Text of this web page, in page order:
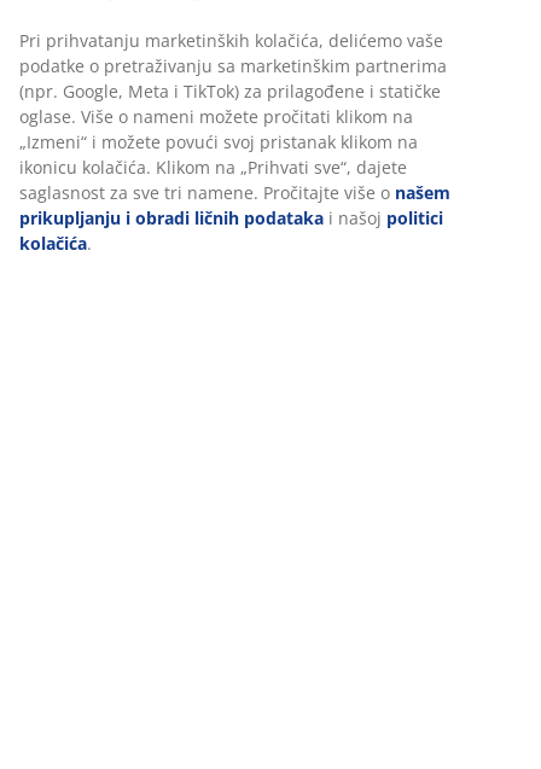
Pri prihvatanju marketinških kolačića, delićemo vaše
podatke o pretraživanju sa marketinškim partnerima
(npr. Google, Meta i TikTok) za prilagođene i statičke
oglase. Više o nameni možete pročitati klikom na
„Izmeni“ i možete povući svoj pristanak klikom na
ikonicu kolačića. Klikom na „Prihvati sve“, dajete
saglasnost za sve tri namene. Pročitajte više o našem
prikupljanju i obradi ličnih podataka i našoj politici
kolačića.